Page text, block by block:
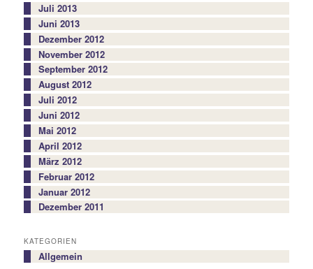
Juli 2013
Juni 2013
Dezember 2012
November 2012
September 2012
August 2012
Juli 2012
Juni 2012
Mai 2012
April 2012
März 2012
Februar 2012
Januar 2012
Dezember 2011
KATEGORIEN
Allgemein